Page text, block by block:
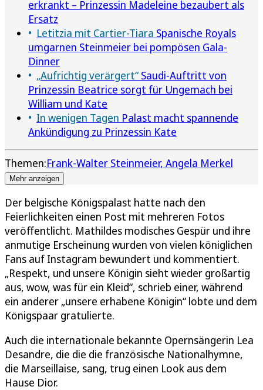
erkrankt – Prinzessin Madeleine bezaubert als
Ersatz
Letitzia mit Cartier-Tiara Spanische Royals
umgarnen Steinmeier bei pompösen Gala-
Dinner
„Aufrichtig verärgert“ Saudi-Auftritt von
Prinzessin Beatrice sorgt für Ungemach bei
William und Kate
In wenigen Tagen Palast macht spannende
Ankündigung zu Prinzessin Kate
Themen:Frank-Walter Steinmeier Angela Merkel
Mehr anzeigen
Der belgische Königspalast hatte nach den
Feierlichkeiten einen Post mit mehreren Fotos
veröffentlicht. Mathildes modisches Gespür und ihre
anmutige Erscheinung wurden von vielen königlichen
Fans auf Instagram bewundert und kommentiert.
„Respekt, und unsere Königin sieht wieder großartig
aus, wow, was für ein Kleid“, schrieb einer, während
ein anderer „unsere erhabene Königin“ lobte und dem
Königspaar gratulierte.
Auch die internationale bekannte Opernsängerin Lea
Desandre, die die die französische Nationalhymne,
die Marseillaise, sang, trug einen Look aus dem
Hause Dior.